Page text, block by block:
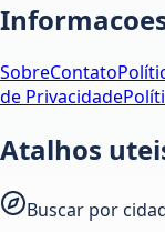
SobreContato
de Privacidade
Atalhos
Buscar por